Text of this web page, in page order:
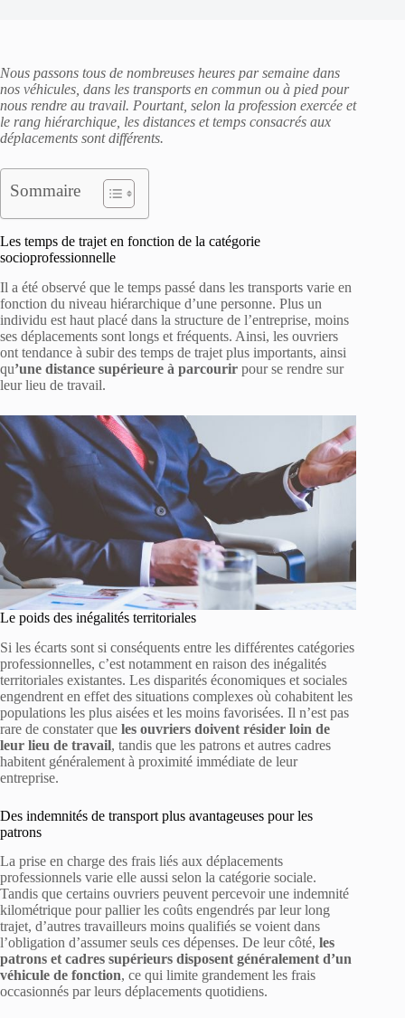
Nous passons tous de nombreuses heures par semaine dans
nos véhicules, dans les transports en commun ou à pied pour
nous rendre au travail. Pourtant, selon la profession exercée et
le rang hiérarchique, les distances et temps consacrés aux
déplacements sont différents.
Sommaire
Les temps de trajet en fonction de la catégorie
socioprofessionnelle
Il a été observé que le temps passé dans les transports varie en
fonction du niveau hiérarchique d’une personne. Plus un
individu est haut placé dans la structure de l’entreprise, moins
ses déplacements sont longs et fréquents. Ainsi, les ouvriers
ont tendance à subir des temps de trajet plus importants, ainsi
qu’une distance supérieure à parcourir pour se rendre sur
leur lieu de travail.
Le poids des inégalités territoriales
Si les écarts sont si conséquents entre les différentes catégories
professionnelles, c’est notamment en raison des inégalités
territoriales existantes. Les disparités économiques et sociales
engendrent en effet des situations complexes où cohabitent les
populations les plus aisées et les moins favorisées. Il n’est pas
rare de constater que les ouvriers doivent résider loin de
leur lieu de travail, tandis que les patrons et autres cadres
habitent généralement à proximité immédiate de leur
entreprise.
Des indemnités de transport plus avantageuses pour les
patrons
La prise en charge des frais liés aux déplacements
professionnels varie elle aussi selon la catégorie sociale.
Tandis que certains ouvriers peuvent percevoir une indemnité
kilométrique pour pallier les coûts engendrés par leur long
trajet, d’autres travailleurs moins qualifiés se voient dans
l’obligation d’assumer seuls ces dépenses. De leur côté, les
patrons et cadres supérieurs disposent généralement d’un
véhicule de fonction, ce qui limite grandement les frais
occasionnés par leurs déplacements quotidiens.